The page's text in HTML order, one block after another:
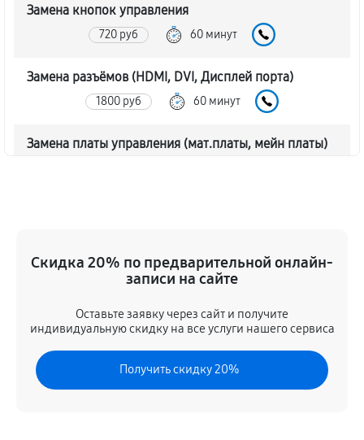
Замена кнопок управления
720 руб 60 минут
Замена разъёмов (HDMI, DVI, Дисплей порта)
1800 руб 60 минут
Замена платы управления (мат.платы, мейн платы)
2160 руб
840 руб 60 минут
Замена лампы подсветки
1680 руб 60 минут
Скидка 20% по предварительной онлайн-
записи на сайте
Оставьте заявку через сайт и получите
индивидуальную скидку на все услуги нашего сервиса
Получить скидку 20%